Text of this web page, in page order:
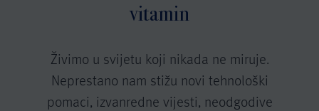
vitamin
Živimo u svijetu koji nikada ne miruje.
Neprestano nam stižu novi tehnološki
pomaci, izvanredne vijesti, neodgodive